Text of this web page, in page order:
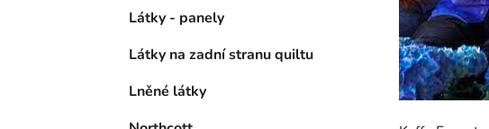
Látky - panely
Látky na zadní stranu quiltu
Lněné látky